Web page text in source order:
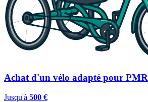
Achat d'un vélo adapté pour PMR
Jusqu'à 500 €